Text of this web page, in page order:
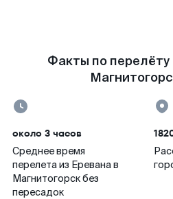
Факты по перелёту
около 3 часов
Среднее время
перелета из Еревана в
Магнитогорск без
пересадок